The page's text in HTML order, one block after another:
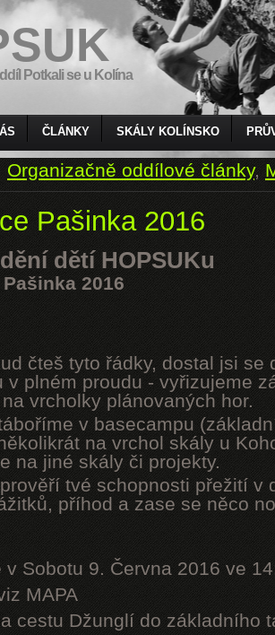
Potkali se u Kolína
ČLÁNKY SKÁLY KOLÍNSKO
Organizačně oddílové články,
Pašinka 2016
dětí HOPSUKu
2016
čteš tyto řádky, dostal jsi se
v plném proudu - vyřizujeme
vrcholky plánovaných hor.
v basecampu
na vrchol skály u
na jiné skály či projekty.
tvé schopnosti přežití v
příhod a zase se něco
v Sobotu 9. Června 2016 ve
MAPA
cestu Džunglí do základního